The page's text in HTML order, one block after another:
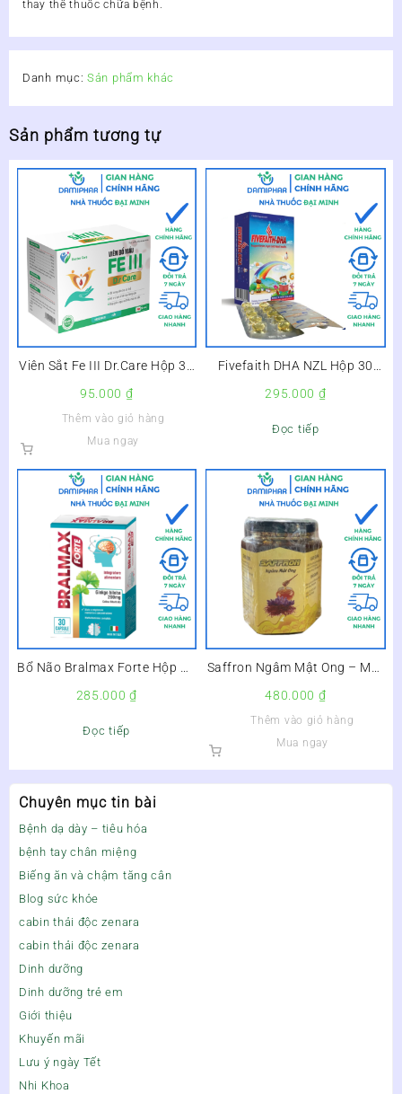
Chuyên mục tin bài
Bệnh dạ dày – tiêu hóa
bệnh tay chân miệng
Biếng ăn và chậm tăng cân
Blog sức khỏe
cabin thải độc zenara
cabin thải độc zenara
Dinh dưỡng
Dinh dưỡng trẻ em
Giới thiệu
Khuyến mãi
Lưu ý ngày Tết
Nhi Khoa
thay thế thuốc chữa bệnh.
Danh mục: Sản phẩm khác
Sản phẩm tương tự
Viên Sắt Fe III Dr.Care Hộp 30
Nguy Cơ Thiếu Máu –
95.000 ₫
Thêm vào giỏ hàng
Mua ngay
Fivefaith DHA NZL Hộp 30
Bổ Não, Sáng Mắt –
295.000 ₫
Đọc tiếp
Bổ Não Bralmax Forte Hộp 30
285.000₫
Đọc tiếp
Saffron Ngâm Mật Ong – Mật
480.000 ₫
Thêm vào giỏ hàng
Mua ngay